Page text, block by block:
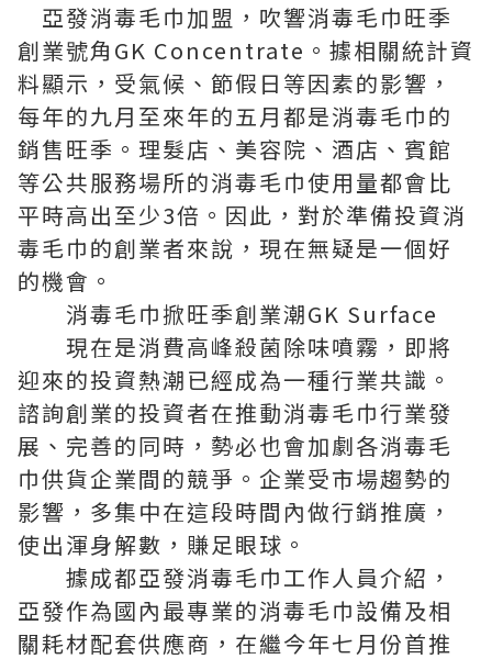
亞發消毒毛巾加盟，吹響消毒毛巾旺季
創業號角 GK Concentrate 。據相關統計資
料顯示，受氣候、節假日等因素的影響，
每年的九月至來年的五月都是消毒毛巾的
銷售旺季。理髮店、美容院、酒店、賓館
等公共服務場所的消毒毛巾使用量都會比
平時高出至少3倍。因此，對於準備投資消
毒毛巾的創業者來說，現在無疑是一個好
的機會。
消毒毛巾掀旺季創業潮GK Surface
現在是消費高峰殺菌除味噴霧 ，即將
迎來的投資熱潮已經成為一種行業共識。
諮詢創業的投資者在推動消毒毛巾行業發
展、完善的同時，勢必也會加劇各消毒毛
巾供貨企業間的競爭。企業受市場趨勢的
影響，多集中在這段時間內做行銷推廣，
使出渾身解數，賺足眼球。
據成都亞發消毒毛巾工作人員介紹，
亞發作為國內最專業的消毒毛巾設備及相
關耗材配套供應商，在繼今年七月份首推